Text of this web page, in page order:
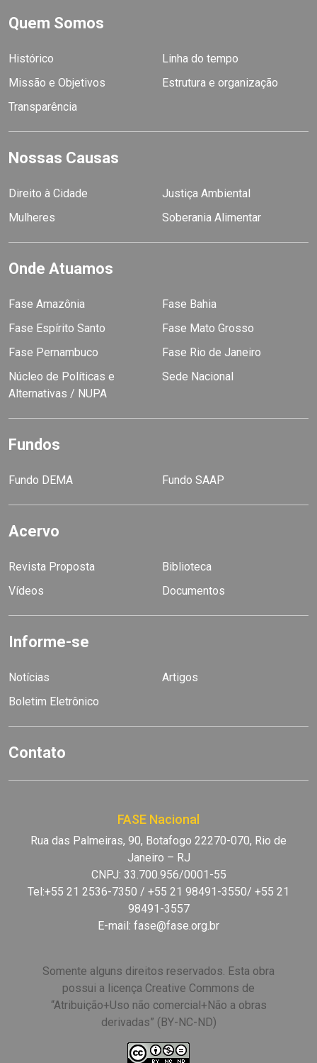
Quem Somos
Histórico
Linha do tempo
Missão e Objetivos
Estrutura e organização
Transparência
Nossas Causas
Direito à Cidade
Justiça Ambiental
Mulheres
Soberania Alimentar
Onde Atuamos
Fase Amazônia
Fase Bahia
Fase Espírito Santo
Fase Mato Grosso
Fase Pernambuco
Fase Rio de Janeiro
Núcleo de Políticas e
Alternativas / NUPA
Sede Nacional
Fundos
Fundo DEMA Fundo SAAP
Acervo
Revista Proposta
Biblioteca
Vídeos
Documentos
Informe-se
Notícias
Artigos
Boletim Eletrônico
Contato
FASE Nacional
Rua das Palmeiras, 90, Botafogo 22270-070, Rio de
Janeiro – RJ
CNPJ: 33.700.956/0001-55
Tel:+55 21 2536-7350 / +55 21 98491-3550/ +55 21
98491-3557
E-mail: fase@fase.org.br
Somente alguns direitos reservados. Esta obra
possui a licença Creative Commons de
“Atribuição+Uso não comercial+Não a obras
derivadas” (BY-NC-ND)